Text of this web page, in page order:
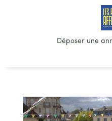
Déposer une